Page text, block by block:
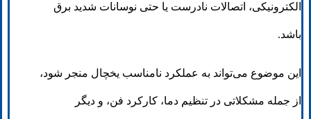
الکترونیکی، اتصالات نادرست یا حتی نوسانات شدید برق
باشد.
این موضوع می‌تواند به عملکرد نامناسب یخچال منجر شود،
از جمله مشکلاتی در تنظیم دما، کارکرد فن، و دیگر